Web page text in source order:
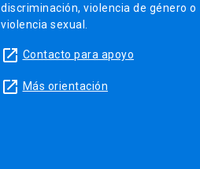
discriminación, violencia de género o
violencia sexual.
launch Contacto para apoyo
launch Más orientación